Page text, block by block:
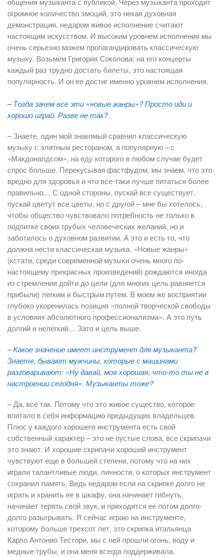
огромное количество эмоций, это некая духовная
демонстрация, недаром живое исполнение считают
настоящим искусством. И высоким уровнем исполнения мы
очень серьезно можем пропагандировать классическую
музыку. Возьмем Григория Соколова: на его концерты
каждый раз трудно достать билеты, это настоящая
популярность. И он ее достиг именно уровнем исполнения.
– Тогда зачем все эти «новые жанры»? Просто иди и
хорошо играй. Разве не так?
– Знаете, один мой знакомый сравнил классическую
музыку с элитным рестораном, а популярную – с
«Макдоналдсом», на еду которого в любом случае будет
спрос больше. Перекусывая фастфудом, мы знаем, что это
вредно для здоровья и что все-таки лучше питаться более
правильно… С одной стороны, пускай все существует,
пускай цветут все цветы, но с другой – мне бы хотелось,
чтобы общество чувствовало потребность не только в
подпитке своих грубых человеческих желаний, но и
заботилось о духовном развитии. А это и есть то, что
должна нести классическая музыка. «Новые жанры»
(кстати, среди современной музыки очень много по-
настоящему прекрасных произведений) рождаются иногда
из стремления дойти до цели (для многих цель равняется
прибыли) легким и быстрым путем. В моем же восприятии
глубоко укоренилась позиция «полной творческой свободы
в условиях абсолютного профессионализма». А это путь
долгий и нелегкий… Зато и цель выше.
– Какое значение имеет инструмент для музыканта?
Знаете, бывают мужчины, которые с машинами
разговаривают: «Ну давай, моя хорошая, что-то ты не в
настроении сегодня». Музыканты тоже?
– Да, всё так. Потому что это живое существо, которое
впитало в себя информацию предыдущих владельцев.
Плюс у каждого хорошего инструмента есть свой
собственный характер – это не пустые слова, все скрипачи
это знают. И хорошие скрипачи хороший инструмент
чувствуют еще в большей степени, потому что на них
играли талантливые люди, личности, о которых инструмент
сохранил память. Ведь недаром если на скрипке долго не
играть и хранить ее в шкафу, она начинает гибнуть,
начинает терять свой звук, и приходится ее потом долго-
долго разыгрывать. Я сейчас играю на инструменте,
которому больше трехсот лет, это скрипка итальянца
Карло Антонио Тестори, мы с ней прошли огонь, воду и
медные трубы, и она меня всегда поддерживала.